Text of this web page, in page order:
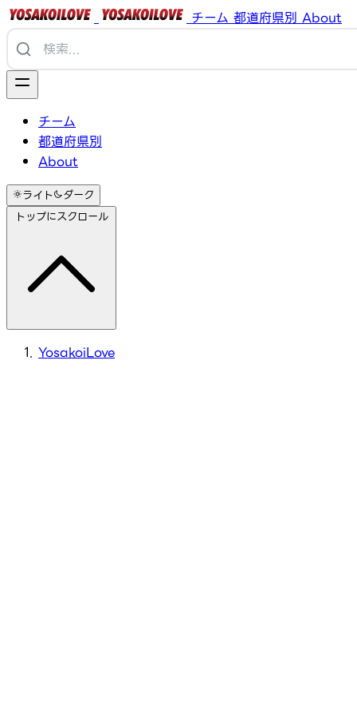
チーム 都道府県別 About
チーム
都道府県別
About
ライト
ダーク
トップにスクロール
YosakoiLove